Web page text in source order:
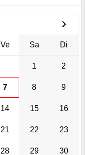
Ve Sa Di
1 2
7 8 9
14 15 16
21 22 23
28 29 30